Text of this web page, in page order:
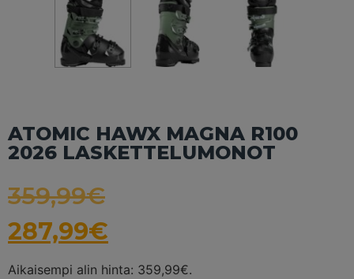
ATOMIC HAWX MAGNA R100
2026 LASKETTELUMONOT
359,99€
287,99€
Aikaisempi alin hinta: 359,99€.